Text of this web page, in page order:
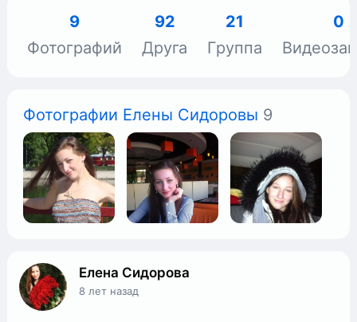
9
Фотографий
92
Друга
21
Группа
0
Фотографии Елены Сидоровы 9
Елена Сидорова
8 лет назад